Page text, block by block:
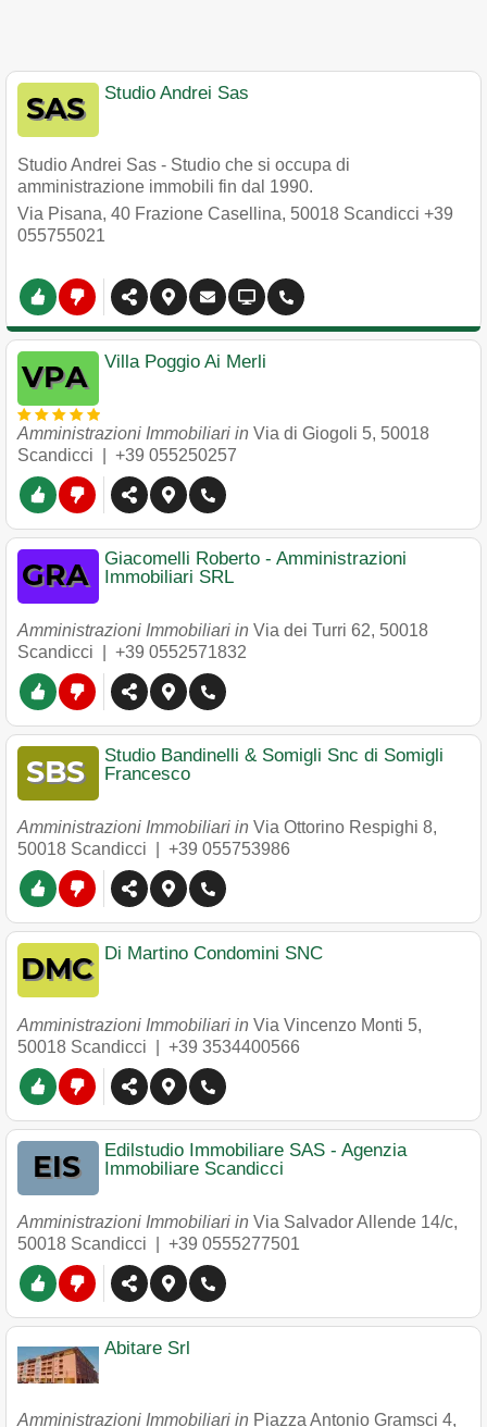
Studio Andrei Sas
Studio Andrei Sas - Studio che si occupa di
amministrazione immobili fin dal 1990.
Via Pisana, 40 Frazione Casellina, 50018 Scandicci +39
055755021
Villa Poggio Ai Merli
Amministrazioni Immobiliari in Via di Giogoli 5, 50018
Scandicci
+39 055250257
Giacomelli Roberto - Amministrazioni
Immobiliari SRL
Amministrazioni Immobiliari in Via dei Turri 62, 50018
Scandicci
+39 0552571832
Studio Bandinelli & Somigli Snc di Somigli
Francesco
Amministrazioni Immobiliari in Via Ottorino Respighi 8,
50018 Scandicci +39 055753986
Di Martino Condomini SNC
Amministrazioni Immobiliari in Via Vincenzo Monti 5,
50018 Scandicci +39 3534400566
Edilstudio Immobiliare SAS - Agenzia
Immobiliare Scandicci
Amministrazioni Immobiliari in Via Salvador Allende 14/c,
50018 Scandicci +39 0555277501
Abitare Srl
Amministrazioni Immobiliari in Piazza Antonio Gramsci 4,